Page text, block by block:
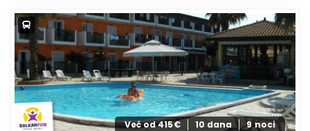
Već od 415€ 10 dana 9 noci